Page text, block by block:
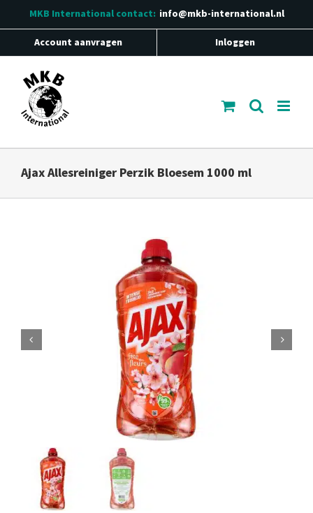
inhoud
MKB Internationalcontact: info@mkb-international.nl
Account aanvragen Inloggen
Ajax Allesreiniger Perzik Bloesem 1000 ml